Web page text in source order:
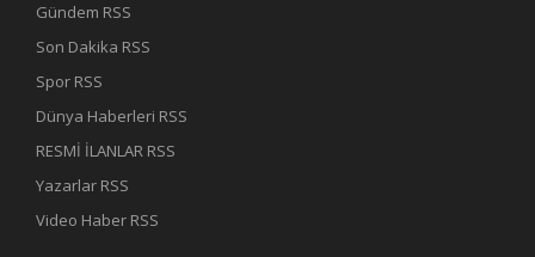
Gündem RSS
Son Dakika RSS
Spor RSS
Dünya Haberleri RSS
RESMİ İLANLAR RSS
Yazarlar RSS
Video Haber RSS